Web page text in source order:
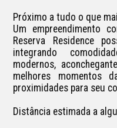
Próximo a tudo o que
Um empreendimento
Reserva Residence
integrando
modernos,
melhores momentos
proximidades para seu
Distância estimada a